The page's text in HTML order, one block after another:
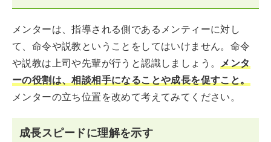
メンターは、指導される側であるメンティーに対し
て、命令や説教ということをしてはいけません。命令
や説教は上司や先輩が行うと認識しましょう。メンタ
ーの役割は、相談相手になることや成長を促すこと。
メンターの立ち位置を改めて考えてみてください。
成長スピードに理解を示す